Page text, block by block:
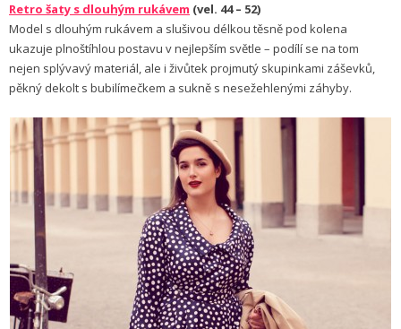
Retro šaty s dlouhým rukávem (vel. 44 – 52)
Model s dlouhým rukávem a slušivou délkou těsně pod kolena
ukazuje plnoštíhlou postavu v nejlepším světle – podílí se na tom
nejen splý­vavý materiál, ale i živůtek projmutý skupinkami záševků,
pěkný dekolt s bubilímečkem a sukně s nesežehlenými záhyby.